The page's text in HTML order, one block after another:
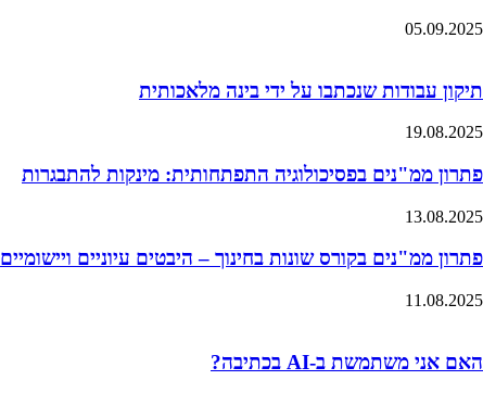
05.09.2025
תיקון עבודות שנכתבו על ידי בינה מלאכותית
19.08.2025
פתרון ממ"נים בפסיכולוגיה התפתחותית: מינקות להתבגרות
13.08.2025
פתרון ממ"נים בקורס שונות בחינוך – היבטים עיוניים ויישומיים
11.08.2025
האם אני משתמשת ב-AI בכתיבה?